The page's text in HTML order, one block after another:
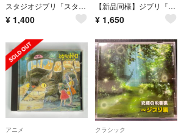
スタジオジブリ「スタジオジブリの歌 オルゴール」
¥ 1,400
【新品同様】ジブリ『コクリコ坂から』サントラCD／アニメ／宮崎吾朗／武部聡志
¥ 1,650
アニメ クラシック